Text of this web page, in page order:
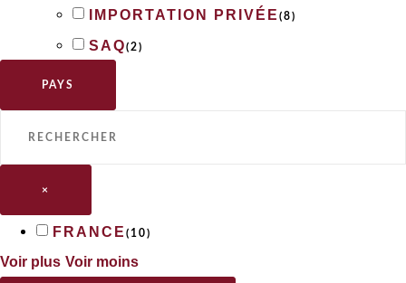
IMPORTATION PRIVÉE (8)
SAQ(2)
PAYS
×
FRANCE ( 10)
Voir plus Voir moins